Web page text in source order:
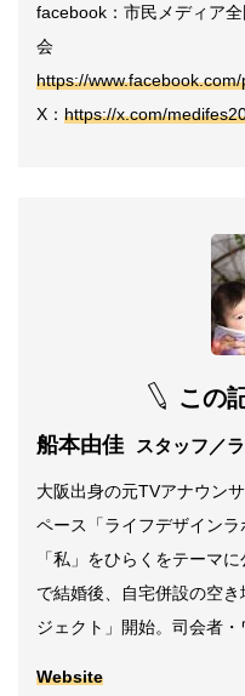
facebook：市民メディア
会
https://
X： https://x.com/
この
船本由佳 スタッフ／
大阪出身の元TVアナウン
ペース「ライフデザイン
「私」をひらくをテーマ
で結婚後、自宅併設の空
ジェクト」開始。司会者・
Website